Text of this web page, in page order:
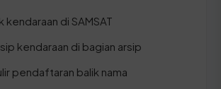
kendaraan di SAMSAT
kendaraan di bagian arsip
pendaftaran balik nama